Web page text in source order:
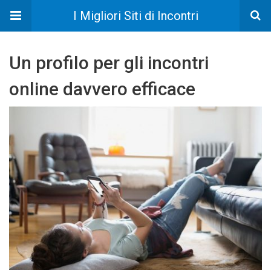
I Migliori Siti di Incontri
Un profilo per gli incontri
online davvero efficace